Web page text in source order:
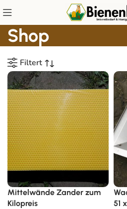
Shop
Filtert
Mittelwände Zander zum
Kilopreis
51